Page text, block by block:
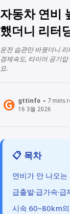
자동차 연비
했더니 리터
운전 습관만 바꿨더니
경제속도, 타이어 공기
요.
gttinfo 7mins
16 3월 2026
📋 목차
연비가 안 나오
급출발·급가속·
시속 60~80km